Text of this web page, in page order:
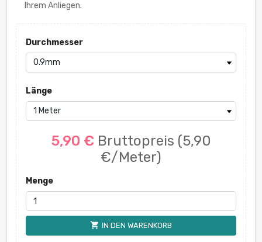
Ihrem Anliegen.
Durchmesser
Länge
5,90 € Bruttopreis (5,90
€/Meter)
Menge
shopping_cart IN DEN WARENKORB